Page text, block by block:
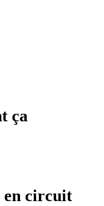
ça
en circuit